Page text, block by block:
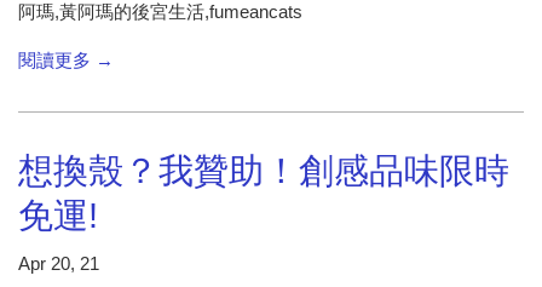
阿瑪,黃阿瑪的後宮生活,fumeancats
閱讀更多 →
想換殼？我贊助！創感品味限時
免運!
Apr 20, 21